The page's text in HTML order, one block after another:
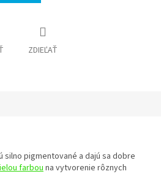
ZDIEĽAŤ
silno pigmentované a dajú sa dobre
farbouna vytvorenie rôznych